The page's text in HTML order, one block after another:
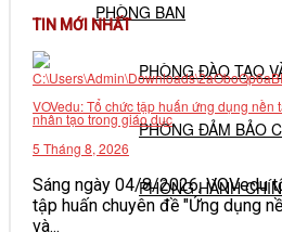
PHÒNG BAN
PHÒNG ĐÀO TẠO
PHÒNG ĐẢM BẢO
PHÒNG HÀNH
TIN MỚI NHẤT
VOVedu: Tổ chức tập huấn ứng dụng nền
nhân tạo trong giáo dục
5 Tháng 8, 2026
Sáng ngày 04/8/2026, VOVedu
tập huấn chuyên đề "Ứng dụng
và...